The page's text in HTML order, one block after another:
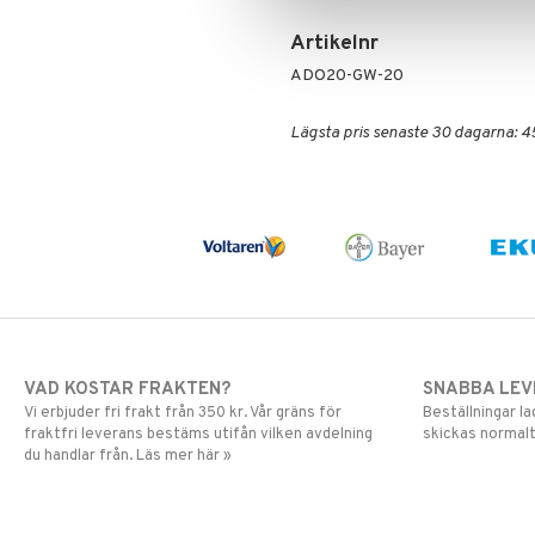
Artikelnr
ADO20-GW-20
Lägsta pris senaste 30 dagarna:
VAD KOSTAR FRAKTEN?
Vi erbjuder fri frakt från 350 kr. Vår gräns för
fraktfri leverans bestäms utifån vilken avdelning
du handlar från. Läs mer här »
SNABBA
Beställningar
skickas